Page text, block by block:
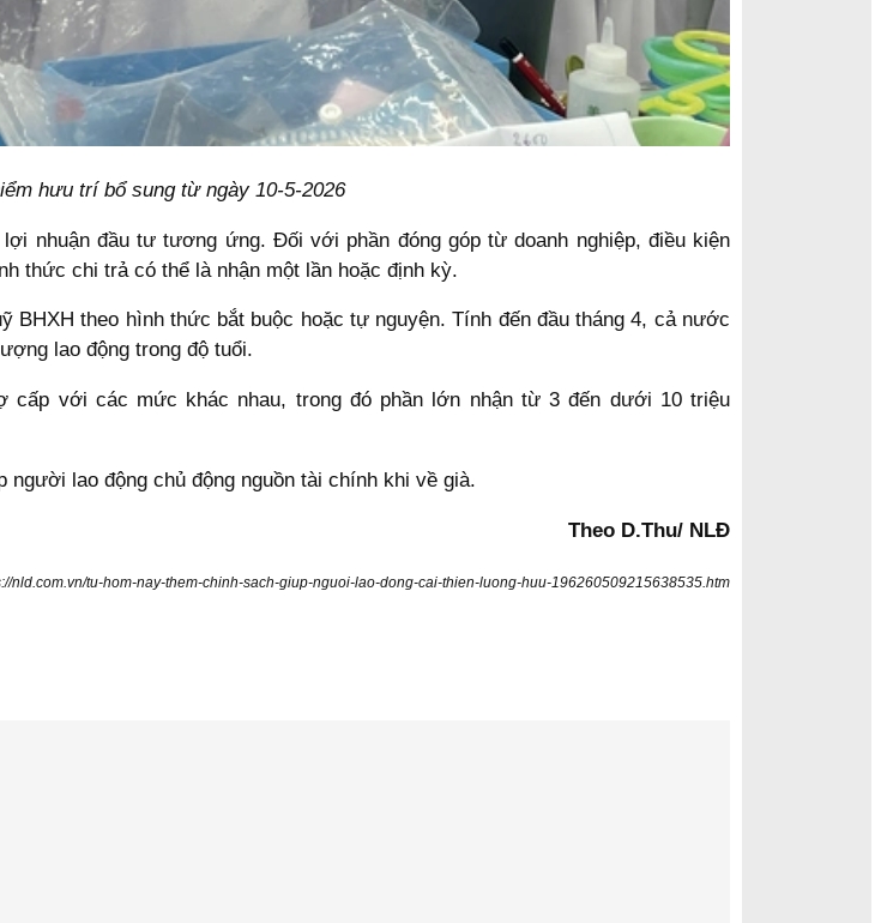
hưu trí bổ sung từ ngày 10-5-2026
nhuận đầu tư tương ứng. Đối với phần đóng góp từ doanh nghiệp, điều kiện
thức chi trả có thể là nhận một lần hoặc định kỳ.
theo hình thức bắt buộc hoặc tự nguyện. Tính đến đầu tháng 4, cả nước
lao động trong độ tuổi.
với các mức khác nhau, trong đó phần lớn nhận từ 3 đến dưới 10 triệu
lao động chủ động nguồn tài chính khi về già.
Theo D.Thu/ NLĐ
nld.com.vn/tu-hom-nay-them-chinh-sach-giup-nguoi-lao-dong-cai-thien-luong-huu-196260509215638535.htm